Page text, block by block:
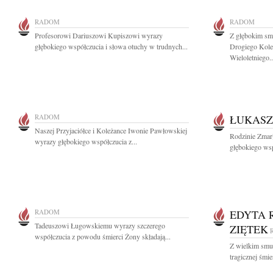
RADOM
Profesorowi Dariuszowi Kupiszowi wyrazy
głębokiego współczucia i słowa otuchy w trudnych...
RADOM
Z głębokim
Drogiego
RADOM
Naszej Przyjaciółce i Koleżance Iwonie Pawłowskiej
wyrazy głębokiego współczucia z...
Rodzinie
głębokiego
RADOM
Tadeuszowi Ługowskiemu wyrazy szczerego
współczucia z powodu śmierci Żony składają...
EDYTA
ZIĘTEK
Z wielkim
tragicznej